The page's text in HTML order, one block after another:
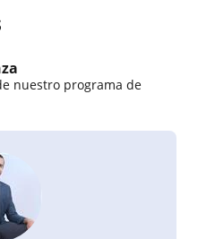
nuestro programa de